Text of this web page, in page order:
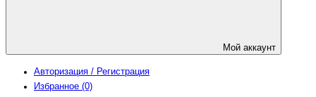
Мой аккаунт
Авторизация / Регистрация
Избранное (0)